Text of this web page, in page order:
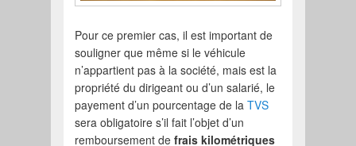
Pour ce premier cas, il est important de
souligner que même si le véhicule
n’appartient pas à la société, mais est la
propriété du dirigeant ou d’un salarié, le
payement d’un pourcentage de laTVS
sera obligatoire s’il fait l’objet d’un
remboursement defrais kilométriques